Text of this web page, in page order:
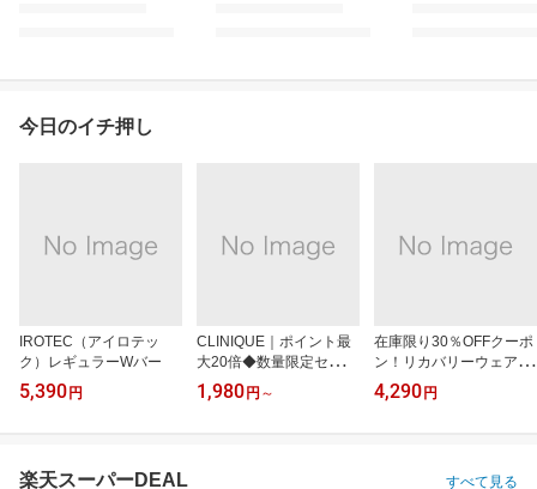
今日のイチ押し
IROTEC（アイロテッ
ク）レギュラーWバー
5,390 円
CLINIQUE｜ポイント最
大20倍◆数量限定セット
も
1,980 円 ～
在庫限り30％OFFクーポ
ン！リカバリーウェアRe
D
4,290 円
楽天スーパーDEAL すべて見る